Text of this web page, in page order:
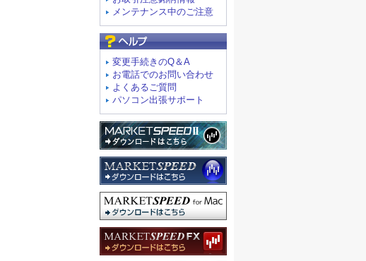
メンテナンス中のご注意
変更手続きのQ＆A
お電話でのお問い合わせ
よくあるご質問
パソコン出張サポート